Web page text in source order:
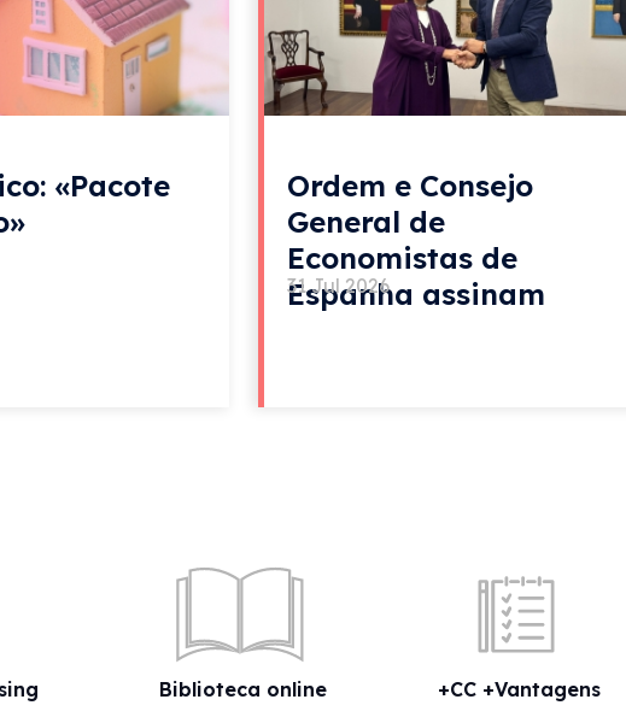
«Pacote
Ordem e Consejo
General de
Economistas de
Espanha assinam
31 Jul 2026
Biblioteca online +CC +Vantagens